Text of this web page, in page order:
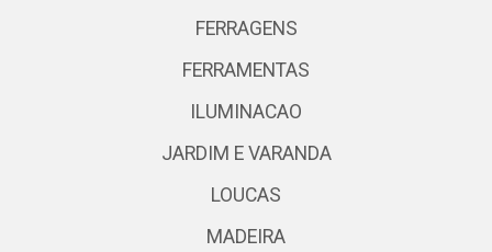
FERRAGENS
FERRAMENTAS
ILUMINACAO
JARDIM E VARANDA
LOUCAS
MADEIRA